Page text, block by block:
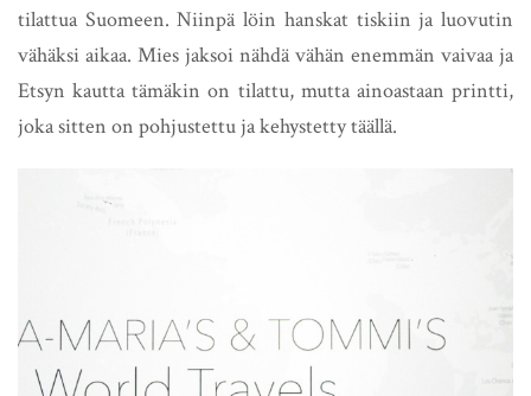
tilattua Suomeen. Niinpä löin hanskat tiskiin ja luovutin
vähäksi aikaa. Mies jaksoi nähdä vähän enemmän vaivaa ja
Etsyn kautta tämäkin on tilattu, mutta ainoastaan printti,
joka sitten on pohjustettu ja kehystetty täällä.